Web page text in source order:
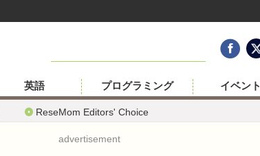
ReseMom Editors' Choice
英語 プログラミング イベント
advertisement